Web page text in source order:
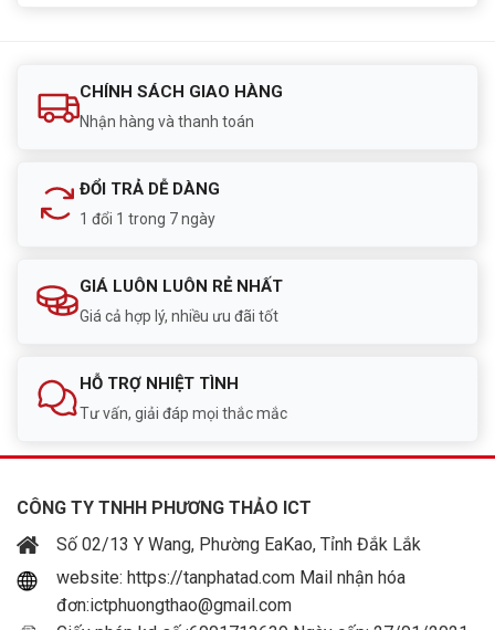
CHÍNH SÁCH GIAO HÀNG
Nhận hàng và thanh toán
ĐỔI TRẢ DỄ DÀNG
1 đổi 1 trong 7 ngày
GIÁ LUÔN LUÔN RẺ NHẤT
Giá cả hợp lý, nhiều ưu đãi tốt
HỖ TRỢ NHIỆT TÌNH
Tư vấn, giải đáp mọi thắc mắc
CÔNG TY TNHH PHƯƠNG THẢO ICT
Số 02/13 Y Wang, Phường EaKao, Tỉnh Đắk Lắk
website: https://tanphatad.com Mail nhận hóa
đơn:ictphuongthao@gmail.com